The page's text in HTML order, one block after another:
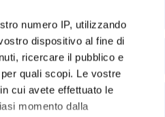
numero IP, utilizzando
dispositivo al fine di
ricercare il pubblico e
quali scopi. Le vostre
cui avete effettuato le
momento dalla
12432541006REA: RM-1374205. Cap.
medicazioni per uso esterno,
intendersi e sono di natura